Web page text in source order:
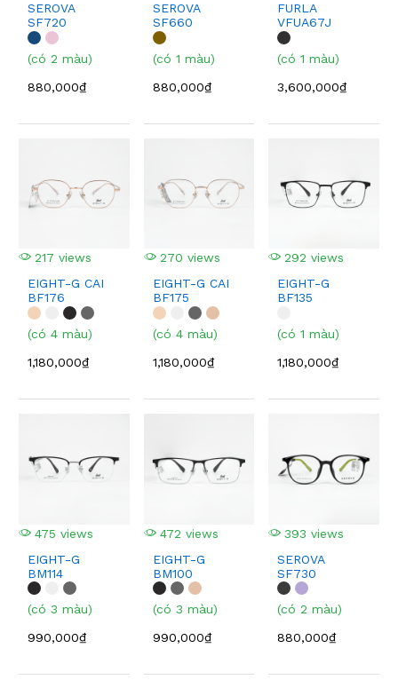
SEROVA
SF720
(có 2 màu)
880,000₫
SEROVA
SF660
(có 1 màu)
880,000₫
FURLA
VFUA67J
(có 1 màu)
3,600,000₫
217 views
EIGHT-G CAI
BF176
(có 4 màu)
1,180,000₫
270 views
EIGHT-G CAI
BF175
(có 4 màu)
1,180,000₫
292 views
EIGHT-G
BF135
(có 1 màu)
1,180,000₫
475 views
EIGHT-G
BM114
(có 3 màu)
990,000₫
472 views
EIGHT-G
BM100
(có 3 màu)
990,000₫
393 views
SEROVA
SF730
(có 2 màu)
880,000₫